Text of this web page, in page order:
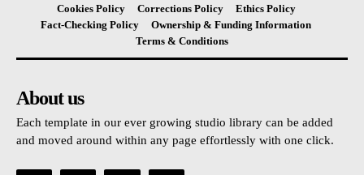
Cookies Policy
Corrections Policy
Ethics Policy
Fact-Checking Policy
Ownership & Funding Information
Terms & Conditions
About us
Each template in our ever growing studio library can be added
and moved around within any page effortlessly with one click.